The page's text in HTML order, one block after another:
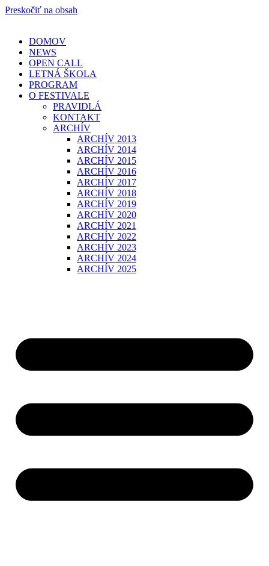
Preskočiť na obsah
DOMOV
NEWS
OPEN CALL
LETNÁ ŠKOLA
PROGRAM
O FESTIVALE
PRAVIDLÁ
KONTAKT
ARCHÍV
ARCHÍV 2013
ARCHÍV 2014
ARCHÍV 2015
ARCHÍV 2016
ARCHÍV 2017
ARCHÍV 2018
ARCHÍV 2019
ARCHÍV 2020
ARCHÍV 2021
ARCHÍV 2022
ARCHÍV 2023
ARCHÍV 2024
ARCHÍV 2025